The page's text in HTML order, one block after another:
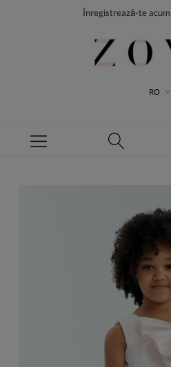
Înregistrează-te acum
RO